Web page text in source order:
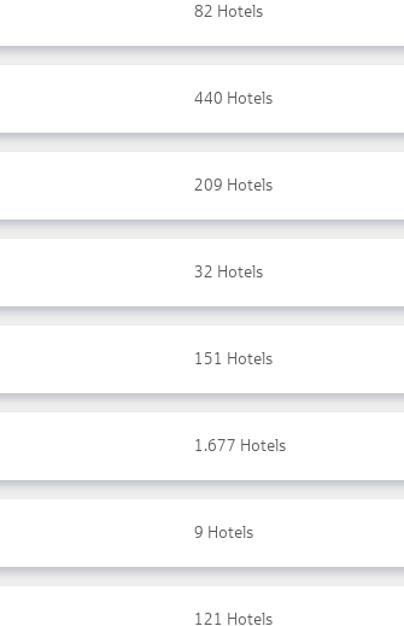
82 Hotels
440 Hotels
209 Hotels
32 Hotels
151 Hotels
1.677 Hotels
9 Hotels
121 Hotels